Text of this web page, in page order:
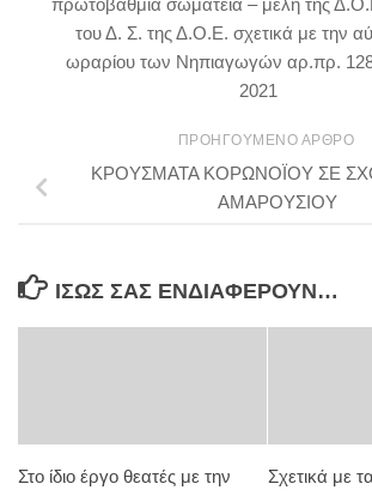
του Δ. Σ. της Δ.Ο.Ε. σχετικά με την
ωραρίου των Νηπιαγωγών αρ.πρ.
2021
ΠΡΟΗΓΟΎΜΕΝΟ ΆΡΘΡΟ
ΚΡΟΥΣΜΑΤΑ ΚΟΡΩΝΟΪΟΥ ΣΕ
ΑΜΑΡΟΥΣΙΟΥ
ΊΣΩΣ ΣΑΣ ΕΝΔΙΑΦΈΡΟΥΝ…
Στο ίδιο έργο θεατές με την
Σχετικά με